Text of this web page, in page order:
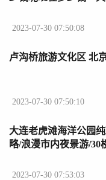
2023-07-30 07:50:08
卢沟桥旅游文化区 北
2023-07-30 07:50:10
大连老虎滩海洋公园
略/浪漫市内夜景游/30
2023-07-30 07:53:03